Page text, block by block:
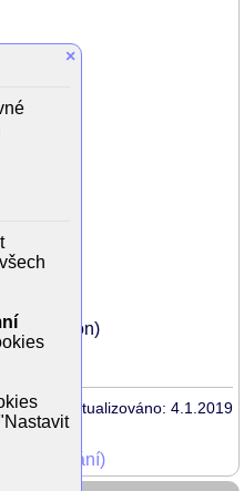
Aktualizováno: 4.1.2019
vysílání)
×